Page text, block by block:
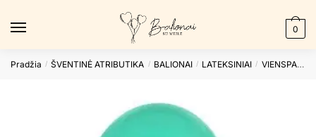
0
Pradžia / ŠVENTINĖ ATRIBUTIKA / BALIONAI / LATEKSINIAI / VIENSPALVIAI